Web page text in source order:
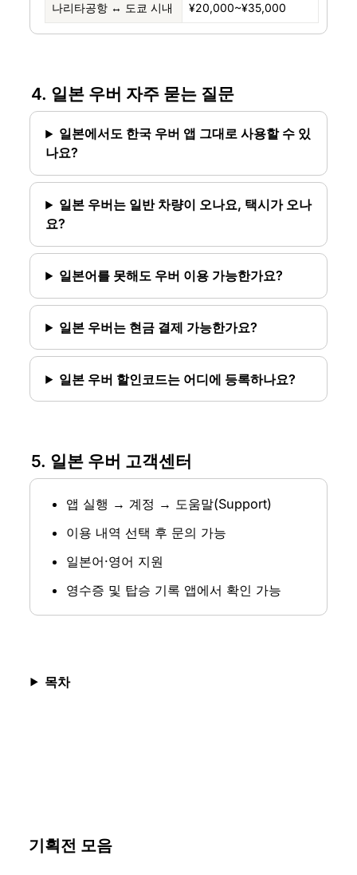
나리타공항 ↔ 도쿄 시내 ¥20,000~¥35,000
4. 일본 우버 자주 묻는 질문
일본에서도 한국 우버 앱 그대로 사용할 수 있
나요?
일본 우버는 일반 차량이 오나요, 택시가 오나
요?
일본어를 못해도 우버 이용 가능한가요?
일본 우버는 현금 결제 가능한가요?
일본 우버 할인코드는 어디에 등록하나요?
5. 일본 우버 고객센터
앱 실행 → 계정 → 도움말(Support)
이용 내역 선택 후 문의 가능
일본어·영어 지원
영수증 및 탑승 기록 앱에서 확인 가능
목차
기획전 모음